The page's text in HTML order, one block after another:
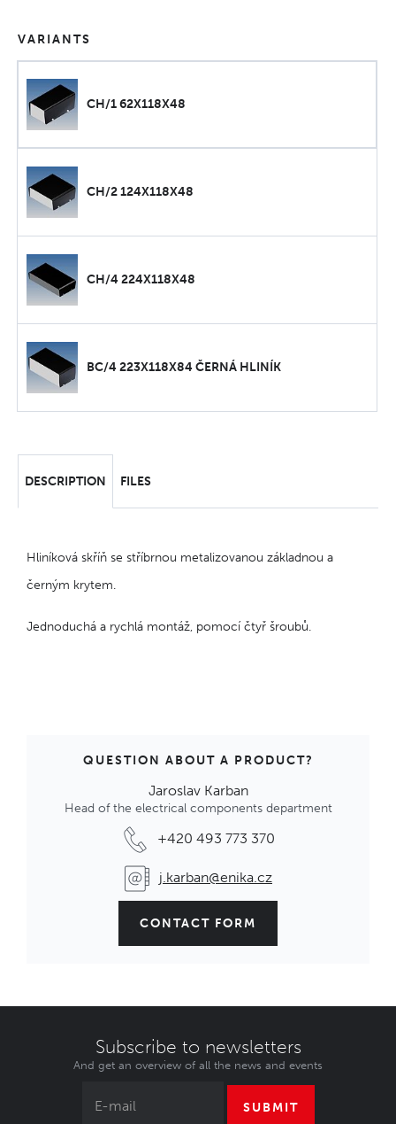
VARIANTS
CH/1 62X118X48
CH/2 124X118X48
CH/4 224X118X48
BC/4 223X118X84 ČERNÁ HLINÍK
DESCRIPTION FILES
Hliníková skříň se stříbrnou metalizovanou základnou a
černým krytem.
Jednoduchá a rychlá montáž, pomocí čtyř šroubů.
QUESTION ABOUT A PRODUCT?
Jaroslav Karban
Head of the electrical components department
+420 493 773 370
j.karban@enika.cz
CONTACT FORM
Subscribe to newsletters
And get an overview of all the news and events
SUBMIT